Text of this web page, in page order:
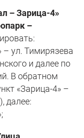
– Зарица-4»
–
– ул. Тимирязева
и далее по
В обратном
«Зарица-4» –
далее: